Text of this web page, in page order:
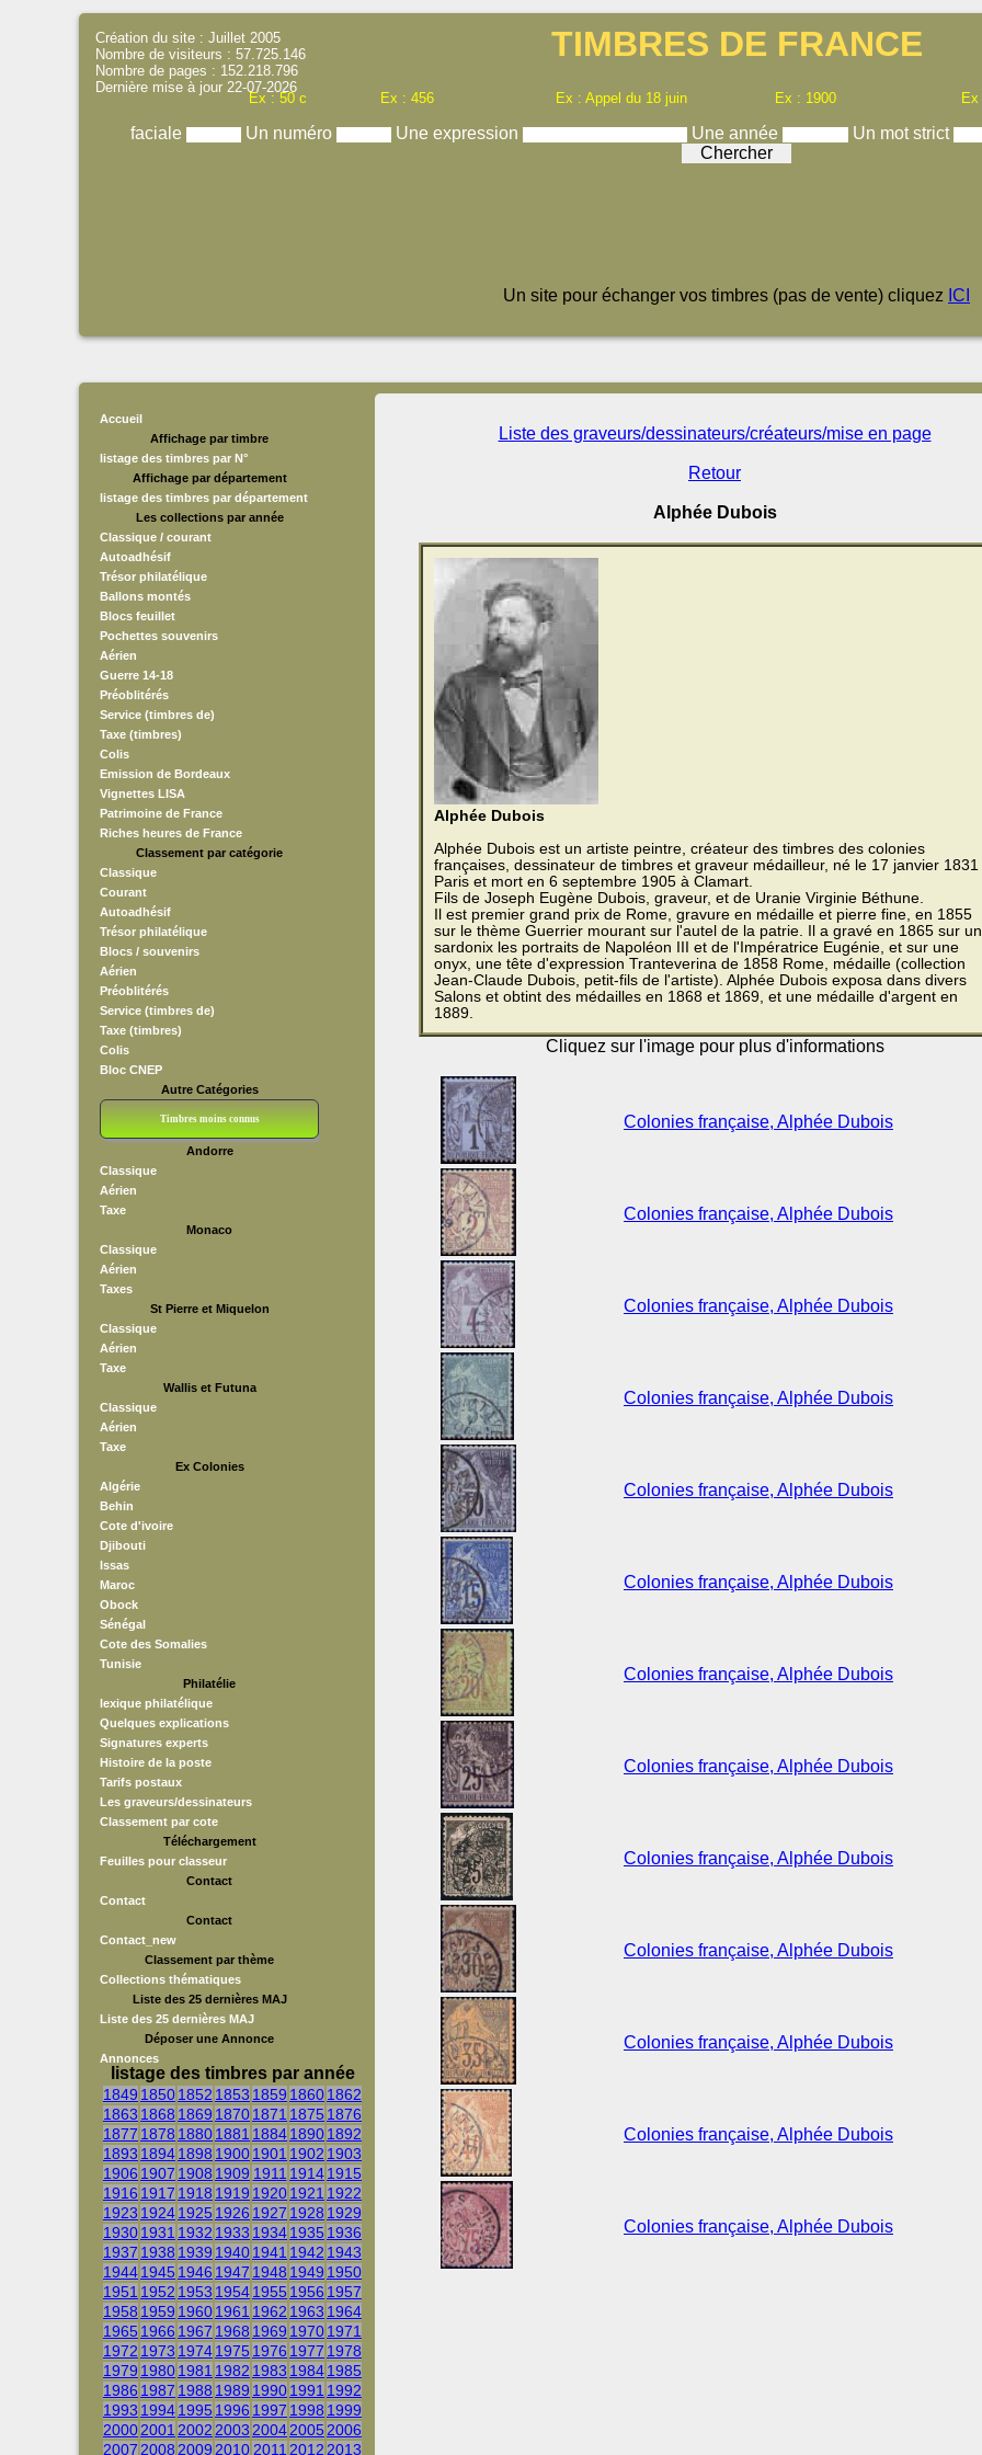
TIMBRES DE FRANCE
Ex : 50 c Ex : 456 Ex : Appel du 18 juin Ex : 1900
faciale Un numéro Une expression Une année Un mot strict
Création du site : Juillet 2005
Nombre de visiteurs : 57.725.146
Nombre de pages : 152.218.796
Dernière mise à jour 22-07-2026
Un site pour échanger vos timbres (pas de vente) cliquez ICI
Accueil
Affichage par timbre
listage des timbres par N°
Affichage par département
listage des timbres par département
Les collections par année
Classique / courant
Autoadhésif
Trésor philatélique
Ballons montés
Blocs feuillet
Pochettes souvenirs
Aérien
Guerre 14-18
Préoblitérés
Service (timbres de)
Taxe (timbres)
Colis
Emission de Bordeaux
Vignettes LISA
Patrimoine de France
Riches heures de France
Classement par catégorie
Classique
Courant
Autoadhésif
Trésor philatélique
Blocs / souvenirs
Aérien
Préoblitérés
Service (timbres de)
Taxe (timbres)
Colis
Bloc CNEP
Autre Catégories
Timbres moins connus
Andorre
Classique
Aérien
Taxe
Monaco
Classique
Aérien
Taxes
St Pierre et Miquelon
Classique
Aérien
Taxe
Wallis et Futuna
Classique
Aérien
Taxe
Ex Colonies
Algérie
Behin
Cote d'ivoire
Djibouti
Issas
Maroc
Obock
Sénégal
Cote des Somalies
Tunisie
Philatélie
lexique philatélique
Quelques explications
Signatures experts
Histoire de la poste
Tarifs postaux
Les graveurs/dessinateurs
Classement par cote
Téléchargement
Feuilles pour classeur
Contact
Contact
Contact
Contact_new
Classement par thème
Collections thématiques
Liste des 25 dernières MAJ
Liste des 25 dernières MAJ
Déposer une Annonce
Annonces
listage des timbres par année
1849 18501852 1853 1859 18601862
1863 1868 1869 18701871 1875 1876
1877 1878 18801881 188418901892
1893 18941898 19001901 1902 1903
1906 1907 1908 1909 1911 19141915
1916 1917 1918 1919 19201921 1922
1923 19241925 1926 1927 1928 1929
19301931 1932 1933 19341935 1936
1937 1938 1939 19401941 1942 1943
19441945 1946 1947 1948 1949 1950
1951 1952 1953 19541955 1956 1957
1958 1959 19601961 1962 1963 1964
1965 1966 1967 1968 1969 19701971
1972 1973 19741975 1976 1977 1978
1979 19801981 1982 1983 19841985
1986 1987 1988 1989 19901991 1992
1993 19941995 1996 1997 1998 1999
20002001 2002 2003 20042005 2006
2007 2008 2009 2010 2011 2012 2013
Liste des graveurs/dessinateurs/créateurs/mise en page
Retour
Alphée Dubois
Alphée Dubois
Alphée Dubois est un artiste peintre, créateur des timbres des colonies
françaises, dessinateur de timbres et graveur médailleur, né le 17 janvier 1831
Paris et mort en 6 septembre 1905 à Clamart.
Fils de Joseph Eugène Dubois, graveur, et de Uranie Virginie Béthune.
Il est premier grand prix de Rome, gravure en médaille et pierre fine, en 1855
sur le thème Guerrier mourant sur l'autel de la patrie. Il a gravé en 1865 sur
sardonix les portraits de Napoléon III et de l'Impératrice Eugénie, et sur une
onyx, une tête d'expression Tranteverina de 1858 Rome, médaille (collection
Jean-Claude Dubois, petit-fils de l'artiste). Alphée Dubois exposa dans divers
Salons et obtint des médailles en 1868 et 1869, et une médaille d'argent en
1889.
Cliquez sur l'image pour plus d'informations
Colonies française, Alphée Dubois
Colonies française, Alphée Dubois
Colonies française, Alphée Dubois
Colonies française, Alphée Dubois
Colonies française, Alphée Dubois
Colonies française, Alphée Dubois
Colonies française, Alphée Dubois
Colonies française, Alphée Dubois
Colonies française, Alphée Dubois
Colonies française, Alphée Dubois
Colonies française, Alphée Dubois
Colonies française, Alphée Dubois
Colonies française, Alphée Dubois